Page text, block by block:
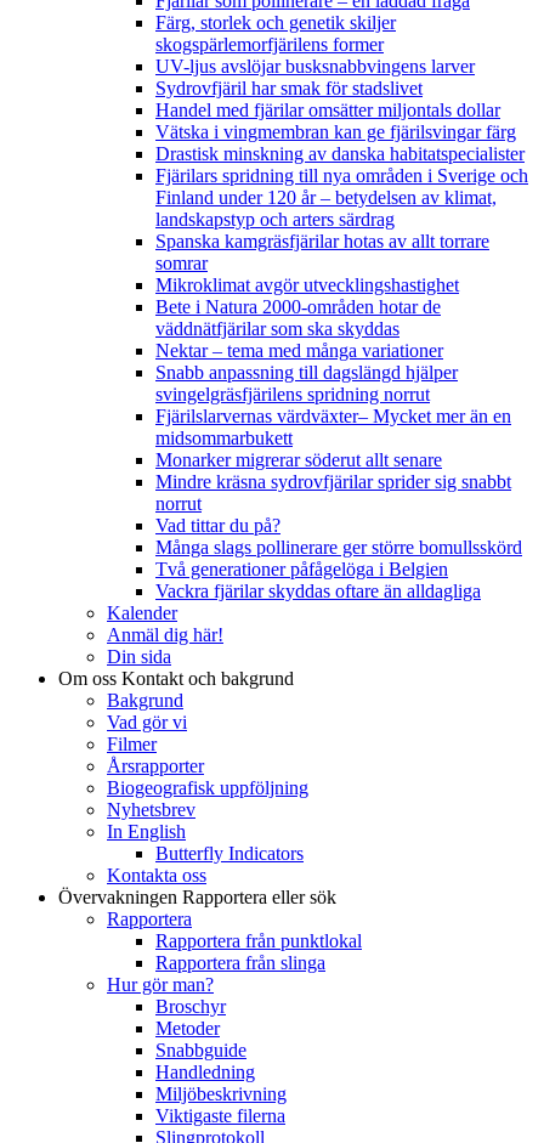
Färg, storlek och genetik skiljer
skogspärlemorfjärilens former
UV-ljus avslöjar busksnabbvingens larver
Sydrovfjäril har smak för stadslivet
Handel med fjärilar omsätter miljontals dollar
Vätska i vingmembran kan ge fjärilsvingar färg
Drastisk minskning av danska habitatspecialister
Fjärilars spridning till nya områden i Sverige och
Finland under 120 år– betydelsen av klimat,
landskapstyp och arters särdrag
Spanska kamgräsfjärilar hotas av allt torrare
somrar
Mikroklimat avgör utvecklingshastighet
Bete i Natura 2000-områden hotar de
väddnätfjärilar som ska skyddas
Nektar – tema med många variationer
Snabb anpassning till dagslängd hjälper
svingelgräsfjärilens spridning norrut
Fjärilslarvernas värdväxter– Mycket mer än en
midsommarbukett
Monarker migrerar söderut allt senare
Mindre kräsna sydrovfjärilar sprider sig snabbt
norrut
Vad tittar du på?
Många slags pollinerare ger större bomullsskörd
Två generationer påfågelöga i Belgien
Vackra fjärilar skyddas oftare än alldagliga
Kalender
Anmäl dig här!
Din sida
Om oss Kontakt och bakgrund
Bakgrund
Vad gör vi
Filmer
Årsrapporter
Biogeografisk uppföljning
Nyhetsbrev
In English
Butterfly Indicators
Kontakta oss
Övervakningen Rapportera eller sök
Rapportera
Rapportera från punktlokal
Rapportera från slinga
Hur gör man?
Broschyr
Metoder
Snabbguide
Handledning
Miljöbeskrivning
Viktigaste filerna
Slingprotokoll